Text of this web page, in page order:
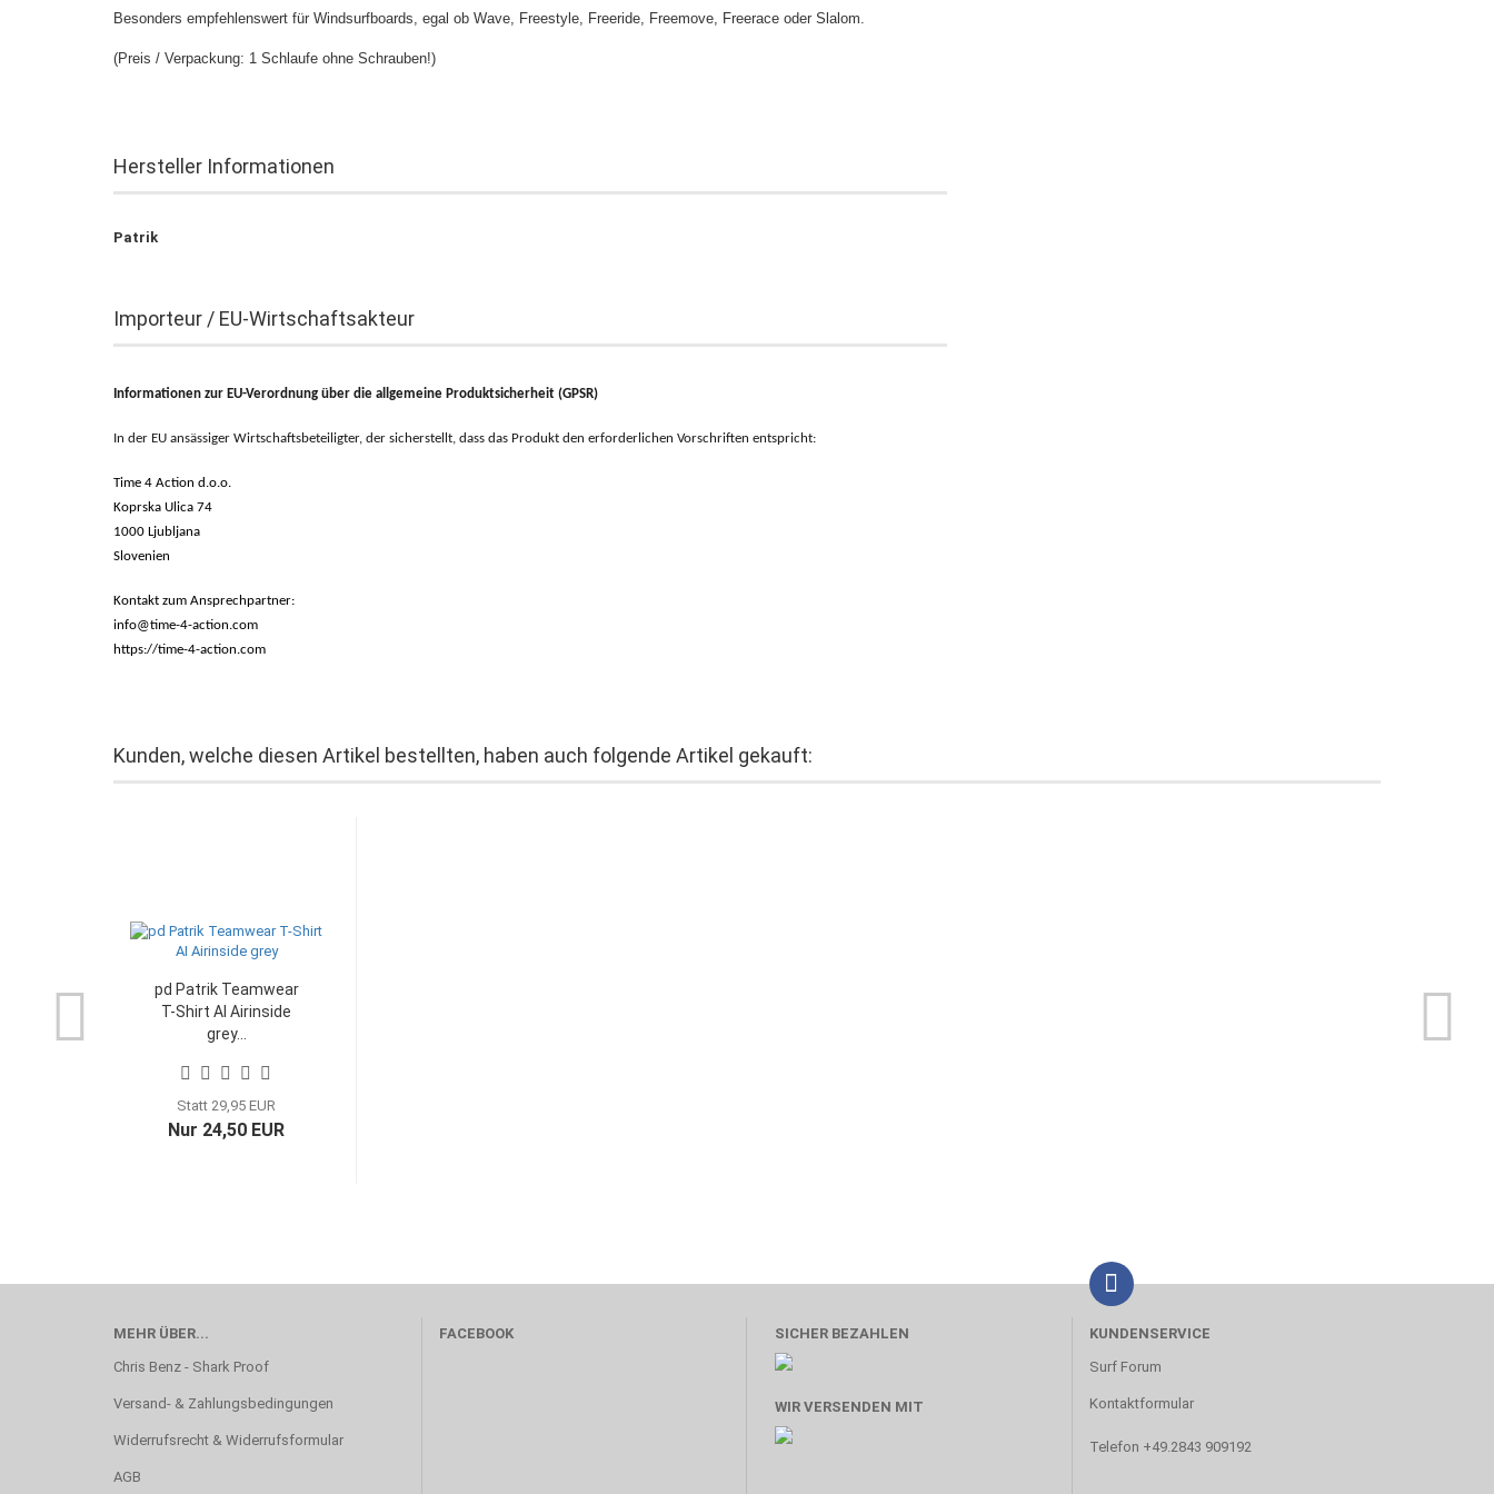
Besonders empfehlenswert für Windsurfboards, egal ob Wave, Freestyle, Freeride, Freemove, Freerace oder Slalom.
(Preis / Verpackung: 1 Schlaufe ohne Schrauben!)
Hersteller Informationen
Patrik
Importeur / EU-Wirtschaftsakteur
Informationen zur EU-Verordnung über die allgemeine Produktsicherheit (GPSR)
In der EU ansässiger Wirtschaftsbeteiligter, der sicherstellt, dass das Produkt den erforderlichen Vorschriften entspricht:
Time 4 Action d.o.o.
Koprska Ulica 74
1000 Ljubljana
Slovenien
Kontakt zum Ansprechpartner:
info@time-4-action.com
https://time-4-action.com
Kunden, welche diesen Artikel bestellten, haben auch folgende Artikel gekauft:
pd Patrik Teamwear
T-Shirt AI Airinside
grey...
Statt 29,95 EUR
Nur 24,50 EUR
MEHR ÜBER...
Chris Benz - Shark Proof
Versand- & Zahlungsbedingungen
Widerrufsrecht & Widerrufsformular
AGB
FACEBOOK SICHER BEZAHLEN
WIR VERSENDEN MIT
KUNDENSERVICE
Surf Forum
Kontaktformular
Telefon +49.2843 909192